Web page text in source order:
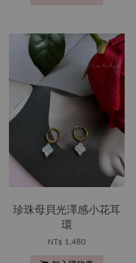
珍珠母貝光澤感小花耳
環
NT$ 1,480